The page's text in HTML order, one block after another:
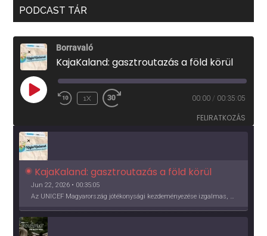
PODCAST TÁR
Borravaló
KajaKaland: gasztroutazás a föld körül
PLAY
EPISODE
1X 00:00 / 00:35:05
FELIRATKOZÁS
KajaKaland: gasztroutazás a föld körül
Jun 22, 2026 • 00:35:05
Az UNICEF Magyarország jótékonysági kezdeményezése izgalmas, egész éves világkörüli ízutazásra hív, igazi családi program és gasztroedukáció, illetve segítség a rászorulóknak is egyben.